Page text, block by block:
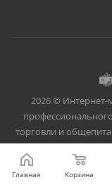
2026 ©
торговли и
для
Главная Корзина